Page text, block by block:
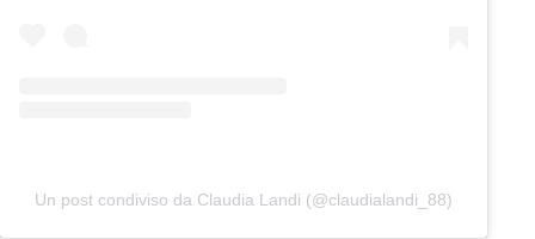
Un post condiviso da Claudia Landi (@claudialandi_88)